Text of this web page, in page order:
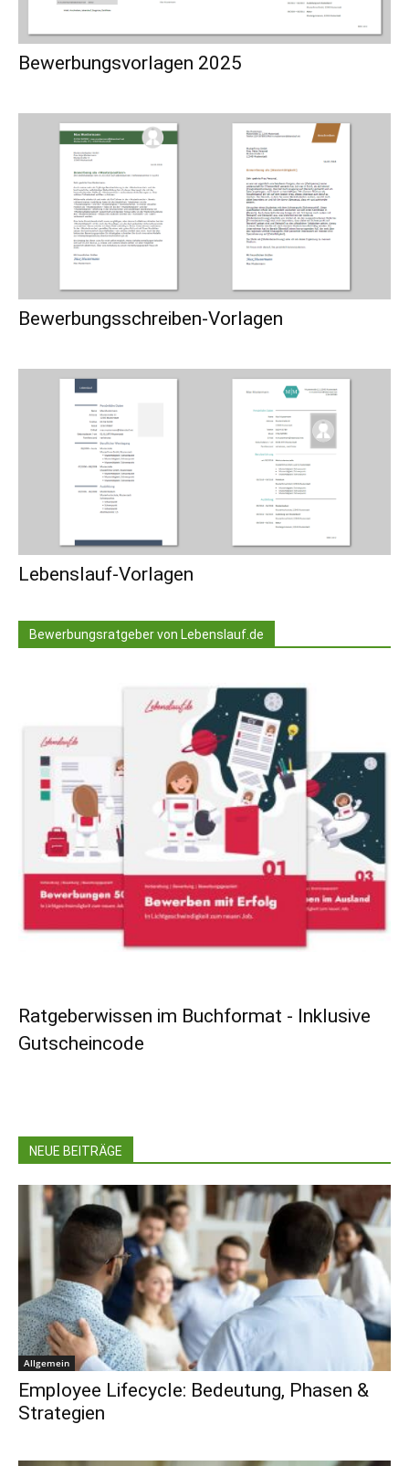
Bewerbungsvorlagen 2025
Bewerbungsschreiben-Vorlagen
Lebenslauf-Vorlagen
Bewerbungsratgeber von Lebenslauf.de
Ratgeberwissen im Buchformat - Inklusive
Gutscheincode
NEUE BEITRÄGE
Allgemein
Employee Lifecycle: Bedeutung, Phasen &
Strategien